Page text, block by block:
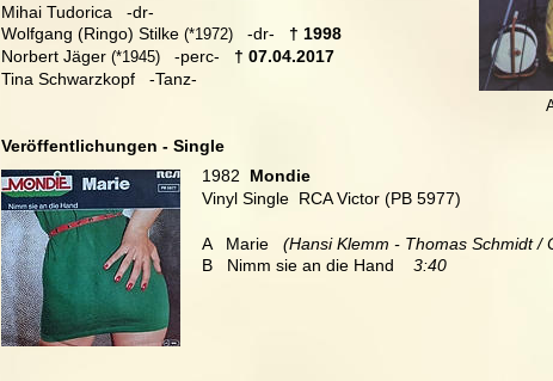
Mihai Tudorica   -dr-
Wolfgang (Ringo) Stilke (*1972)
   -dr-
† 1998
Norbert Jäger (*1945)
   -perc-
† 07.04.2017
Tina Schwarzkopf   -Tanz-
Veröffentlichungen - Single
1982
  Mondie
Vinyl Single  RCA Victor (PB 5977)
A   Marie (Hansi Klemm - Thomas Schmidt /
B   Nimm sie an die Hand 3:40